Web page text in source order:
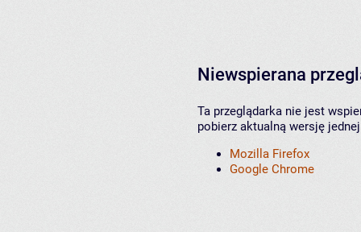
Niewspierana
Ta przeglądarka nie jest
pobierz aktualną wersję
Mozilla Firefox
Google Chrome